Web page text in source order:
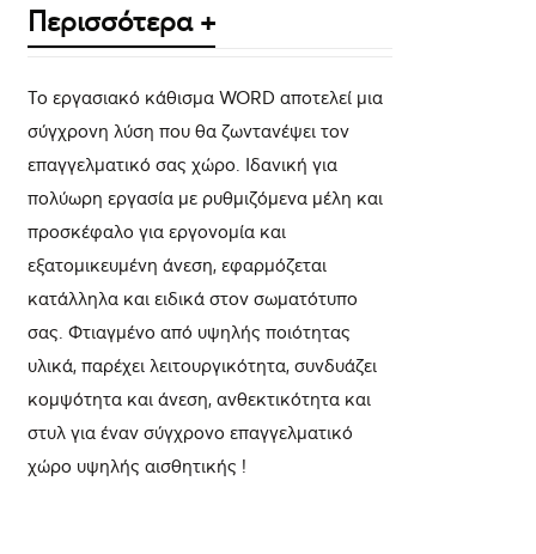
Περισσότερα +
Το εργασιακό κάθισμα WORD αποτελεί μια
σύγχρονη λύση που θα ζωντανέψει τον
επαγγελματικό σας χώρο. Ιδανική για
πολύωρη εργασία με ρυθμιζόμενα μέλη και
προσκέφαλο για εργονομία και
εξατομικευμένη άνεση, εφαρμόζεται
κατάλληλα και ειδικά στον σωματότυπο
σας. Φτιαγμένο από υψηλής ποιότητας
υλικά, παρέχει λειτουργικότητα, συνδυάζει
κομψότητα και άνεση, ανθεκτικότητα και
στυλ για έναν σύγχρονο επαγγελματικό
χώρο υψηλής αισθητικής !